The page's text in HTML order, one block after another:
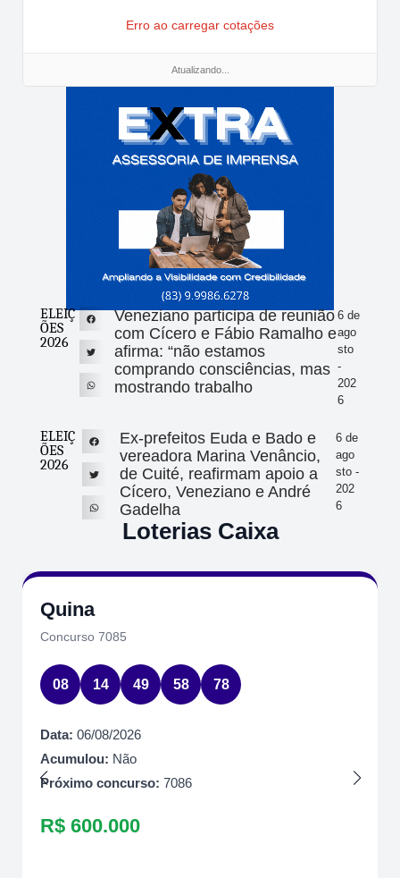
Erro ao carregar cotações
Atualizando...
ELEIÇ
ÕES
2026
Veneziano participa de reunião
com Cícero e Fábio Ramalho e
afirma: “não estamos
comprando consciências, mas
mostrando trabalho
6 de
ago
sto
-
202
6
ELEIÇ
ÕES
2026
Ex-prefeitos Euda e Bado e
vereadora Marina Venâncio,
de Cuité, reafirmam apoio a
Cícero, Veneziano e André
Gadelha
6 de
ago
sto -
202
6
Loterias Caixa
Quina
Concurso 7085
08 14 49 58 78
Data: 06/08/2026
Acumulou: Não
Próximo concurso: 7086
R$ 600.000